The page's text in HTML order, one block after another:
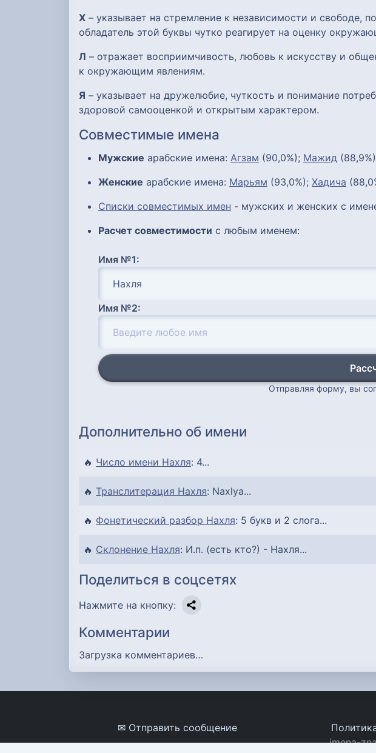
Х – указывает на стремление к независимости и свободе,
обладатель этой буквы чутко реагирует на оценку
Л – отражает восприимчивость, любовь к искусству и
к окружающим явлениям.
Я – указывает на дружелюбие, чуткость и понимание
здоровой самооценкой и открытым характером.
Совместимые имена
Мужские арабские имена: Агзам (90,0%); Мажид
Женские арабские имена: Марьям (93,0%); Хадича
Списки совместимых имен - мужских и женских с
Расчет совместимости с любым именем:
Имя №1:
Имя №2:
Отправляя форму, вы
Дополнительно об имени
🔥 Число имени Нахля: 4...
🔥 Транслитерация Нахля: Naxlya...
🔥 Фонетический разбор Нахля: 5 букв и 2 слога...
🔥 Склонение Нахля: И.п. (есть кто?) - Нахля...
Поделиться в соцсетях
Нажмите на кнопку:
Комментарии
Загрузка комментариев…
✉ Отправить сообщение
imena-